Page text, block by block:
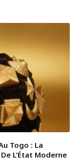
Togo : La
L’État Moderne